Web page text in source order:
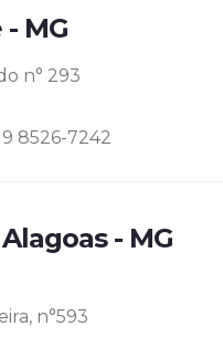
MG
n° 293
8526-7242
- MG
n°593